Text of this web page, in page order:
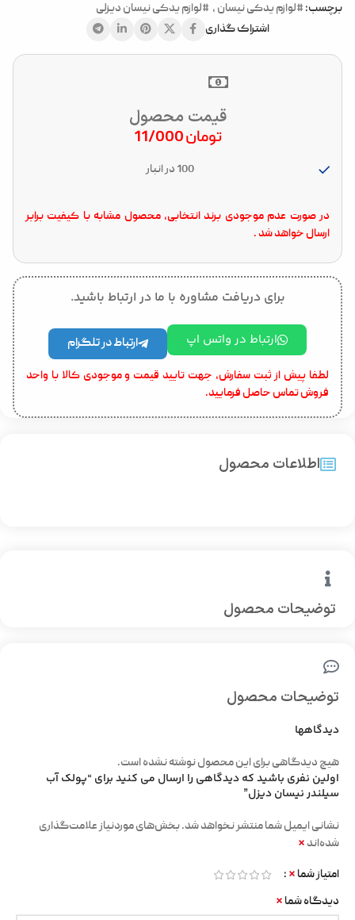
برچسب:#لوازم یدکی نیسان , #لوازم یدکی نیسان دیزلی
اشتراک گذاری
قیمت محصول
تومان
100 در انبار
در صورت عدم موجودی برند انتخابی، محصول مشابه با کیفیت برابر
ارسال خواهد شد .
برای دریافت مشاوره با ما در ارتباط باشید.
ارتباط در واتس اپ ارتباط در تلگرام
لطفا پیش از ثبت سفارش، جهت تایید قیمت و موجودی کالا با واحد
فروش تماس حاصل فرمایید.
توضیحات محصول
اطلاعات محصول
توضیحات محصول
دیدگاهها
هیچ دیدگاهی برای این محصول نوشته نشده است.
اولین نفری باشید که دیدگاهی را ارسال می کنید برای “پولک آب
سیلندر نیسان دیزل”
نشانی ایمیل شما منتشر نخواهد شد.بخش‌های موردنیاز علامت‌گذاری
شده‌اند *
امتیاز شما *
دیدگاه شما *